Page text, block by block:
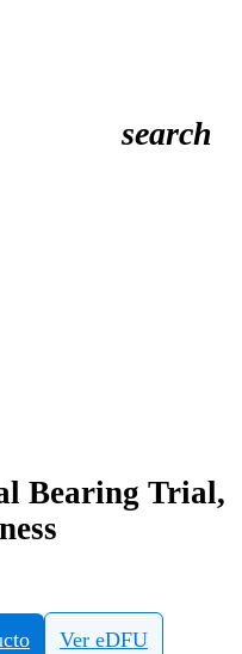
search
Bearing Trial,
Ver eDFU